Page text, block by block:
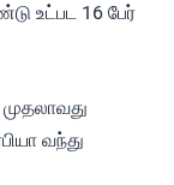
உட்பட 16 பேர்
வந்து